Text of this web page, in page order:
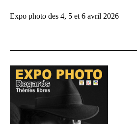
Expo photo des 4, 5 et 6 avril 2026